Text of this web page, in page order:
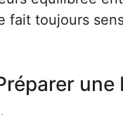
fait toujours
une